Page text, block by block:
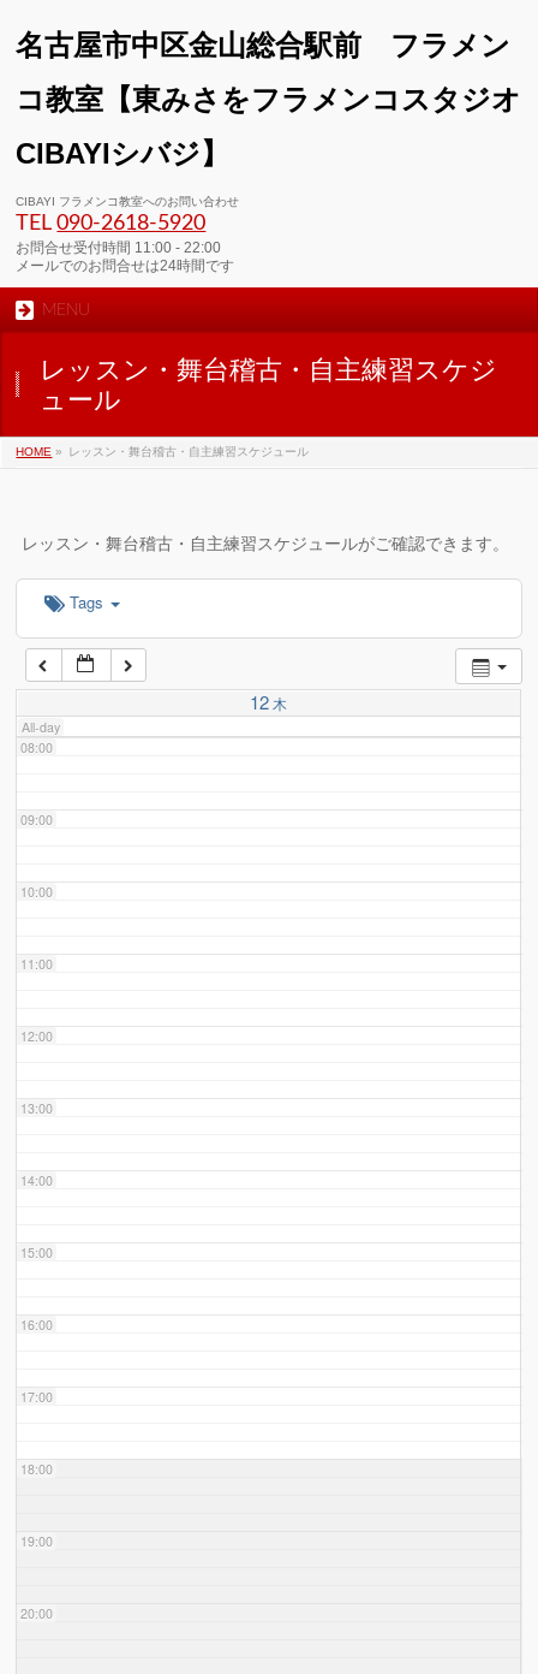
名古屋市中区金山総合駅前 フラメン
コ教室【東みさをフラメンコスタジオ
CIBAYIシバジ】
CIBAYI フラメンコ教室へのお問い合わせ
TEL090-2618‐5920
お問合せ受付時間 11:00 - 22:00
メールでのお問合せは24時間です
MENU
レッスン・舞台稽古・自主練習スケジ
ュール
HOME » レッスン・舞台稽古・自主練習スケジュール
レッスン・舞台稽古・自主練習スケジュールがご確認できます。
Tags
12 木
All-day
01:00
02:00
03:00
04:00
06:00
07:00
08:00
09:00
10:00
11:00
12:00
13:00
14:00
15:00
16:00
17:00
18:00
19:00
20:00